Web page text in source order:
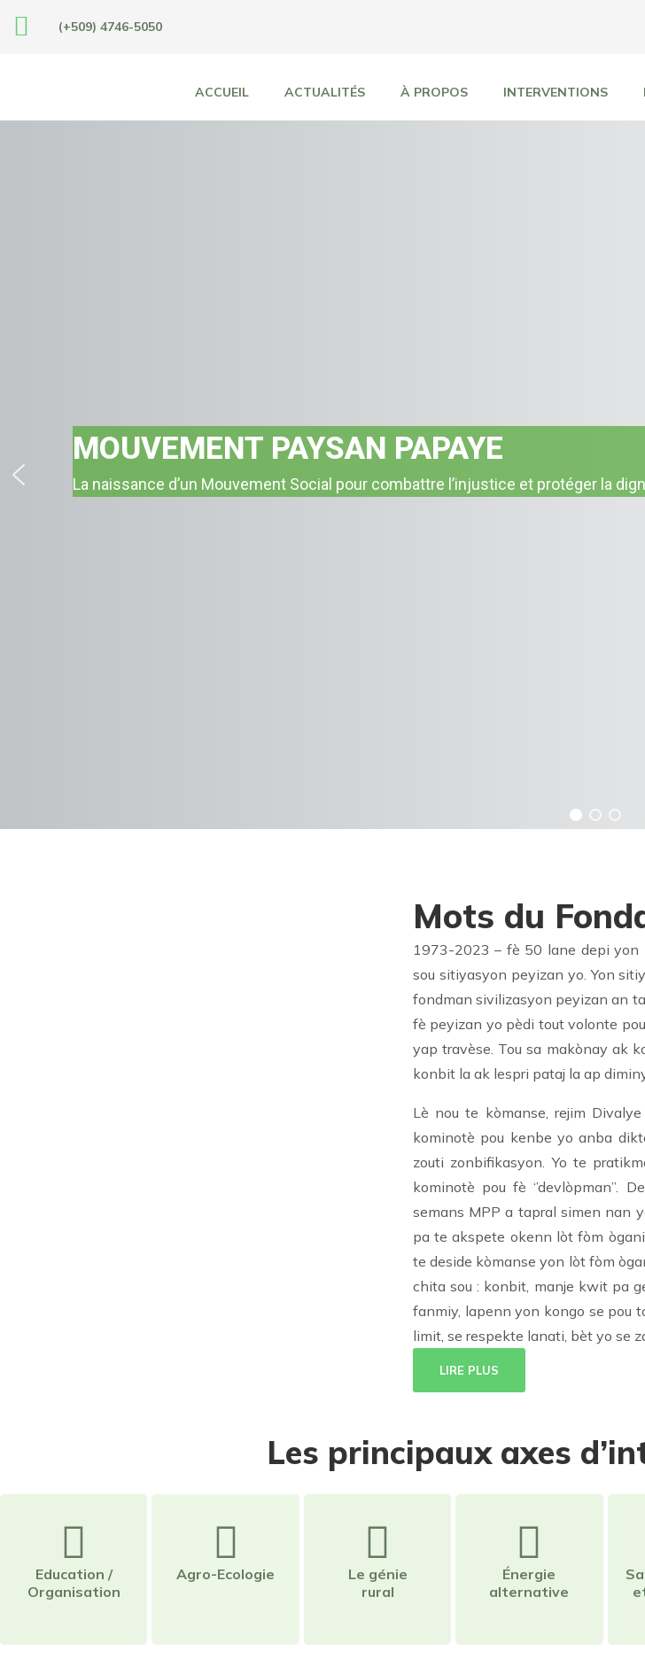
(+509) 4746-5050
ACCUEIL ACTUALITÉS À PROPOS INTERVENTIONS
MOUVEMENT PAYSAN PAPAYE
justice équitable
Mots du
1973-2023 – fè 50 lane depi yon
sou sitiyasyon peyizan yo. Yon
fondman sivilizasyon peyizan an
fè peyizan yo pèdi tout volonte
yap travèse. Tou sa makònay ak
konbit la ak lespri pataj la ap
Lè nou te kòmanse, rejim
kominotè pou kenbe yo anba
zouti zonbifikasyon. Yo te
kominotè pou fè
semans MPP a tapral simen nan
pa te akspete okenn lòt fòm
te deside kòmanse yon lòt fòm
chita sou : konbit, manje kwit pa
fanmiy, lapenn yon kongo se pou
limit, se respekte lanati, bèt yo se
LIRE PLUS
Les principaux axes
Education /
Organisation
Agro-Ecologie
Le génie
rural
Énergie
alternative